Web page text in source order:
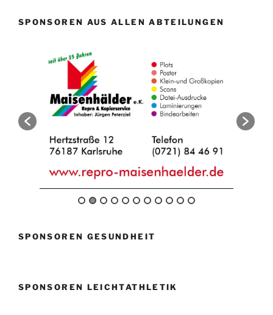
SPONSOREN AUS ALLEN ABTEILUNGEN
SPONSOREN GESUNDHEIT
SPONSOREN LEICHTATHLETIK